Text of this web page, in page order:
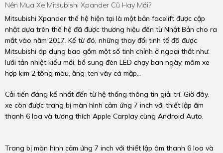
Nên Mua Xe Mitsubishi Xpander Cũ Hay Mới?
Mitsubishi Xpander thế hệ hiện tại là một bản facelift được cập
nhật dựa trên thế hệ đã được thương hiệu đến từ Nhật Bản cho ra
mắt vào năm 2017. Kể từ đó, những thay đổi tinh tế đã được
Mitsubishi áp dụng bao gồm một số tinh chỉnh ở ngoại thất như:
lưới tản nhiệt kiểu mới, bổ sung đèn LED chạy ban ngày, mâm xe
hợp kim 2 tông màu, ăng-ten vây cá mập…
Cải tiến đáng kể nhất đến từ hệ thống thông tin giải trí. Giờ đây,
xe còn được trang bị màn hình cảm ứng 7 inch với thiết lập âm
thanh 6 loa và tương thích Apple Carplay cùng Android Auto.
Trang bị màn hình cảm ứng 7 inch với thiết lập âm thanh 6 loa và